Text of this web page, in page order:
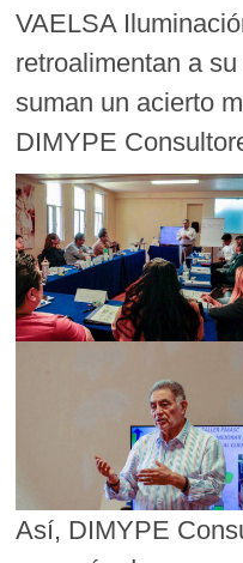
VAELSA
retroalimentan a
suman un acierto
DIMYPE
Así, DIMYPE